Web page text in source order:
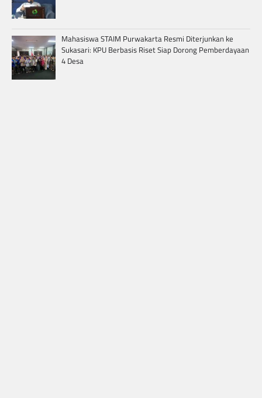
Mahasiswa STAIM Purwakarta Resmi Diterjunkan ke
Sukasari: KPU Berbasis Riset Siap Dorong Pemberdayaan
4 Desa